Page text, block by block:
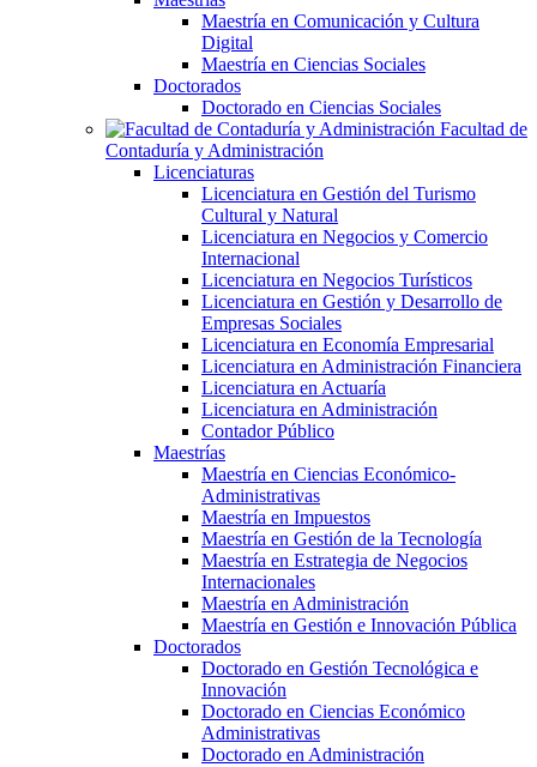
Maestría en Comunicación y Cultura
Digital
Maestría en Ciencias Sociales
Doctorados
Doctorado en Ciencias Sociales
Facultad de
Contaduría y Administración
Licenciaturas
Licenciatura en Gestión del Turismo
Cultural y Natural
Licenciatura en Negocios y Comercio
Internacional
Licenciatura en Negocios Turísticos
Licenciatura en Gestión y Desarrollo de
Empresas Sociales
Licenciatura en Economía Empresarial
Licenciatura en Administración Financiera
Licenciatura en Actuaría
Licenciatura en Administración
Contador Público
Maestrías
Maestría en Ciencias Económico-
Administrativas
Maestría en Impuestos
Maestría en Gestión de la Tecnología
Maestría en Estrategia de Negocios
Internacionales
Maestría en Administración
Maestría en Gestión e Innovación Pública
Doctorados
Doctorado en Gestión Tecnológica e
Innovación
Doctorado en Ciencias Económico
Administrativas
Doctorado en Administración